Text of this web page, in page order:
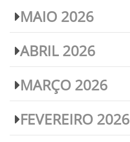
MAIO 2026
ABRIL 2026
MARÇO 2026
FEVEREIRO 2026